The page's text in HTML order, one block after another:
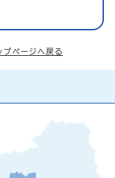
プページへ戻る